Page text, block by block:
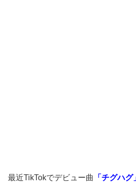
最近TikTokでデビュー曲 「チグハグ